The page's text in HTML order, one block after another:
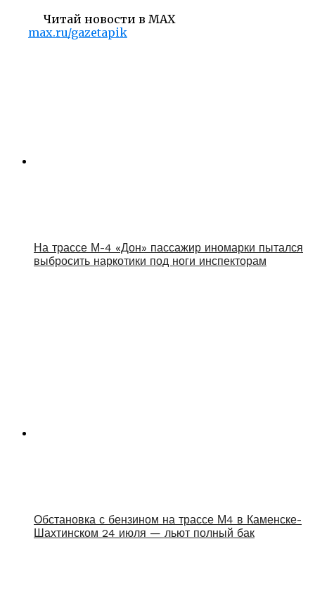
Читай новости в MAX
max.ru/gazetapik
На трассе М-4 «Дон» пассажир иномарки пытался
выбросить наркотики под ноги инспекторам
Обстановка с бензином на трассе М4 в Каменске-
Шахтинском 24 июля — льют полный бак